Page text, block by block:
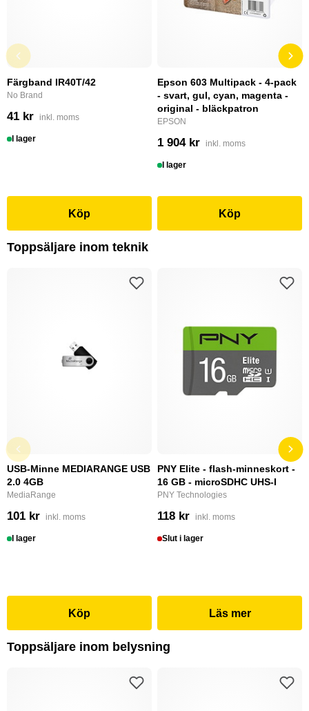
Färgband IR40T/42
No Brand
41 kr inkl. moms
I lager
Köp
Epson 603 Multipack - 4-pack
- svart, gul, cyan, magenta -
original - bläckpatron
EPSON
1 904 kr inkl. moms
I lager
Köp
Toppsäljare inom teknik
USB-Minne MEDIARANGE USB
2.0 4GB
MediaRange
101 kr inkl. moms
I lager
Köp
PNY Elite - flash-minneskort -
16 GB - microSDHC UHS-I
PNY Technologies
118 kr inkl. moms
Slut i lager
Läs mer
Toppsäljare inom belysning